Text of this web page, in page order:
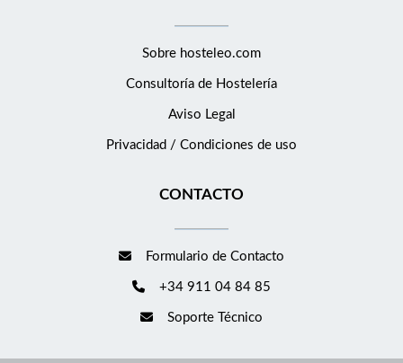
Sobre hosteleo.com
Consultoría de Hostelería
Aviso Legal
Privacidad / Condiciones de uso
CONTACTO
Formulario de Contacto
+34 911 04 84 85
Soporte Técnico